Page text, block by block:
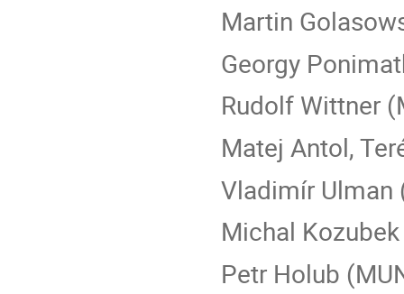
Martin
Georgy
Rudolf Wittner
Matej Antol,
Vladimír Ulman
Michal
Petr Holub